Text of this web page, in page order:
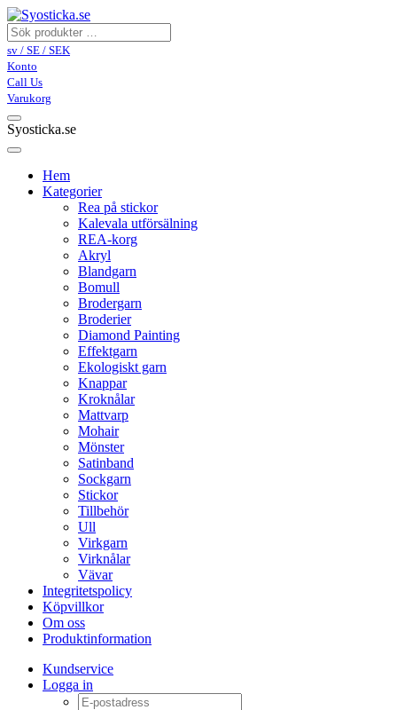
sv / SE / SEK
Konto
Call Us
Varukorg
Syosticka.se
Hem
Kategorier
Rea på stickor
Kalevala utförsälning
REA-korg
Akryl
Blandgarn
Bomull
Brodergarn
Broderier
Diamond Painting
Effektgarn
Ekologiskt garn
Knappar
Kroknålar
Mattvarp
Mohair
Mönster
Satinband
Sockgarn
Stickor
Tillbehör
Ull
Virkgarn
Virknålar
Vävar
Integritetspolicy
Köpvillkor
Om oss
Produktinformation
Kundservice
Logga in